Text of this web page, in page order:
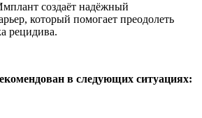
создаёт надёжный
который помогает преодолеть
рецидива.
в следующих ситуациях: